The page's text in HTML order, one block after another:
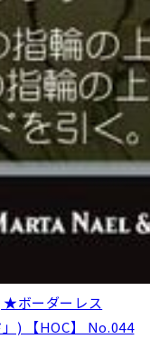
ボーダーレス
) 【HOC】 No.044